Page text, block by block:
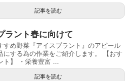
記事を読む
ラント春に向けて
すめ野菜『アイスプラント』のアピール
にする為の作業をご紹介します。 【おす
ト】 ・栄養豊富 ...
記事を読む